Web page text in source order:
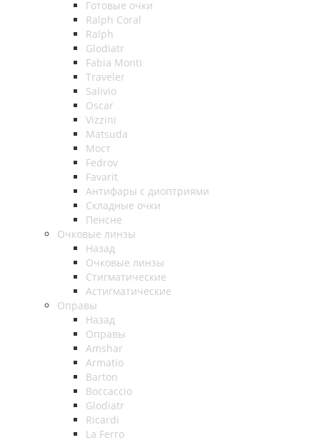
Готовые очки
Ralph Coral
Ralph
Glodiatr
Fabia Monti
Traveler
Salivio
Oscar
Vizzini
Matsuda
Мост
Fedrov
Favarit
Антифары с диоптриями
Складные очки
Пенсне
Очковые линзы
Назад
Очковые линзы
Стигматические
Астигматические
Оправы
Назад
Оправы
Amshar
Armatio
Barton
Boccaccio
Glodiatr
Ricardi
La Ferro